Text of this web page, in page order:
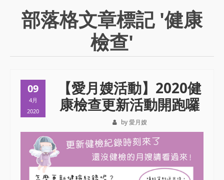
部落格文章標記 '健康
檢查'
09
4月
2020
【愛月嫂活動】2020健
康檢查更新活動開跑囉
by 愛月嫂